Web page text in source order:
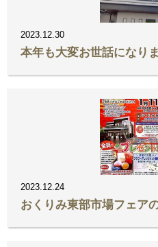
2023.12.30
本年も大変お世話になり
2023.12.24
おくりみ東部市場フェア